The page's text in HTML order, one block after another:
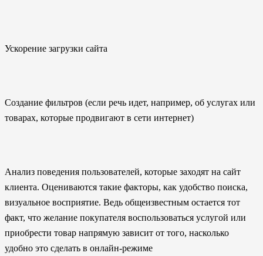
Ускорение загрузки сайта
Создание фильтров (если речь идет, например, об услугах или
товарах, которые продвигают в сети интернет)
Анализ поведения пользователей, которые заходят на сайт
клиента. Оцениваются такие факторы, как удобство поиска,
визуальное восприятие. Ведь общеизвестным остается тот
факт, что желание покупателя воспользоваться услугой или
приобрести товар напрямую зависит от того, насколько
удобно это сделать в онлайн-режиме